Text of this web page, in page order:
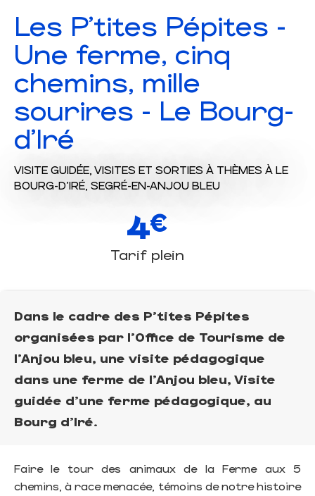
Les P'tites Pépites -
Une ferme, cinq
chemins, mille
sourires - Le Bourg-
d'Iré
VISITE GUIDÉE, VISITES ET SORTIES À THÈMES À LE
BOURG-D'IRÉ, SEGRÉ-EN-ANJOU BLEU
4€
Tarif plein
Dans le cadre des P'tites Pépites
organisées par l'Office de Tourisme de
l'Anjou bleu, une visite pédagogique
dans une ferme de l'Anjou bleu, Visite
guidée d’une ferme pédagogique, au
Bourg d'Iré.
Faire le tour des animaux de la Ferme aux 5
chemins, à race menacée, témoins de notre histoire